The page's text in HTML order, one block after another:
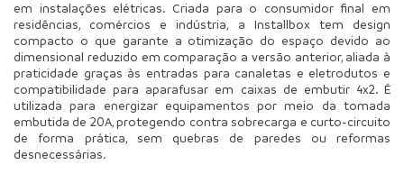
em instalações elétricas. Criada para o consumidor final em
residências, comércios e indústria, a Installbox tem design
compacto o que garante a otimização do espaço devido ao
dimensional reduzido em comparação a versão anterior, aliada à
praticidade graças às entradas para canaletas e eletrodutos e
compatibilidade para aparafusar em caixas de embutir 4x2. É
utilizada para energizar equipamentos por meio da tomada
embutida de 20A, protegendo contra sobrecarga e curto-circuito
de forma prática, sem quebras de paredes ou reformas
desnecessárias.